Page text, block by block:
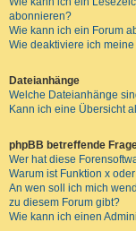
abonnieren?
Wie kann ich ein Forum
Wie deaktiviere ich
Dateianhänge
Welche Dateianhänge
Kann ich eine Übersicht
phpBB betreffende
Wer hat diese
Warum ist Funktion x
An wen soll ich mich
zu diesem Forum gibt?
Wie kann ich einen